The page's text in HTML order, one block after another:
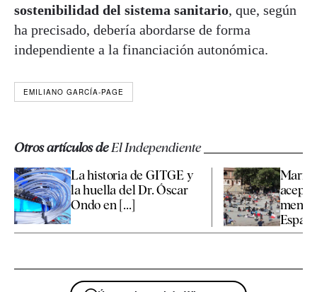
sostenibilidad del sistema sanitario, que, según
ha precisado, debería abordarse de forma
independiente a la financiación autonómica.
EMILIANO GARCÍA-PAGE
Otros artículos deEl Independiente
La historia de GITGE y
la huella del Dr. Óscar
Ondo en [...]